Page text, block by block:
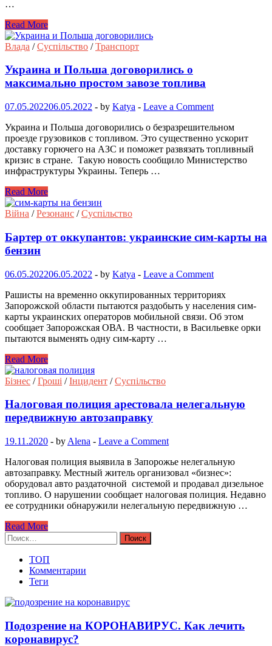
…
Read More
Влада /Суспільство /Транспорт
Украина и Польша договорились о
максимально простом завозе топлива
07.05.202206.05.2022 - by Katya - Leave a Comment
Украина и Польша договорились о безразрешительном
проезде грузовиков с топливом. Это существенно ускорит
доставку горючего на АЗС и поможет развязать топливный
кризис в стране. Такую новость сообщило Министерство
инфраструктуры Украины. Теперь …
Read More
Війна /Резонанс /Суспільство
Бартер от оккупантов: украинские сим-карты на
бензин
06.05.202206.05.2022 - by Katya - Leave a Comment
Рашисты на временно оккупированных территориях
Запорожской области пытаются раздобыть у населения сим-
карты украинских операторов мобильной связи. Об этом
сообщает Запорожская ОВА. В частности, в Васильевке орки
пытаются выменять одну сим-карту …
Read More
Бізнес /Гроші /Інцидент /Суспільство
Налоговая полиция арестовала нелегальную
передвижную автозаправку
19.11.2020 - by Alena - Leave a Comment
Налоговая полиция выявила в Запорожье нелегальную
автозаправку. Местный житель организовал «бизнес»:
оборудовал авто раздаточной системой и продавал дизельное
топливо. О нарушении сообщает налоговая полиция. Недавно
ее сотрудники обнаружили нелегальную передвижную …
Read More
Найти:
ТОП
Комментарии
Теги
Подозрение на КОРОНАВИРУС. Как лечить
коронавирус?